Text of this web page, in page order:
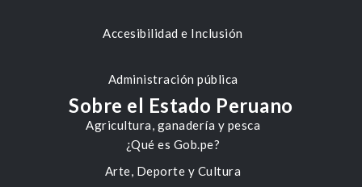
Accesibilidad e Inclusión
Administración pública
Agricultura, ganadería y pesca
Arte, Deporte y Cultura
Sobre el Estado Peruano
¿Qué es Gob.pe?